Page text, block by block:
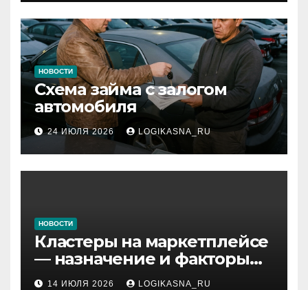
НОВОСТИ
Схема займа с залогом
автомобиля
24 ИЮЛЯ 2026 LOGIKASNA_RU
НОВОСТИ
Кластеры на маркетплейсе
— назначение и факторы
ранжирования складов
14 ИЮЛЯ 2026 LOGIKASNA_RU